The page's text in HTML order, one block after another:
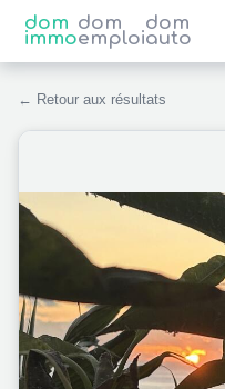
dom
immo
dom
emploi
dom
auto
← Retour aux résultats